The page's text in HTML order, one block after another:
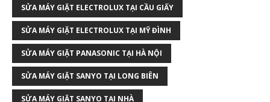
SỬA MÁY GIẶT ELECTROLUX TẠI CẦU GIẤY
SỬA MÁY GIẶT ELECTROLUX TẠI MỸ ĐÌNH
SỬA MÁY GIẶT PANASONIC TẠI HÀ NỘI
SỬA MÁY GIẶT SANYO TẠI LONG BIÊN
SỬA MÁY GIẶT SANYO TẠI NHÀ